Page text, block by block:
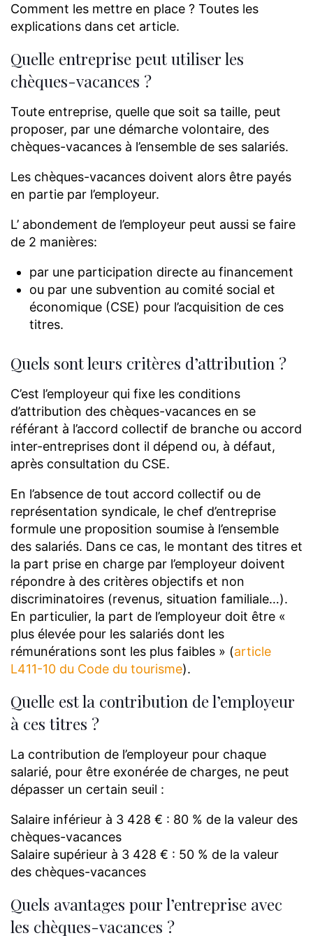
Comment les mettre en place ? Toutes les
explications dans cet article.
Quelle entreprise peut utiliser les
chèques-vacances ?
Toute entreprise, quelle que soit sa taille, peut
proposer, par une démarche volontaire, des
chèques-vacances à l’ensemble de ses salariés.
Les chèques-vacances doivent alors être payés
en partie par l’employeur.
L’ abondement de l’employeur peut aussi se faire
de 2 manières:
par une participation directe au financement
ou par une subvention au comité social et
économique (CSE) pour l’acquisition de ces
titres.
Quels sont leurs critères d’attribution ?
C’est l’employeur qui fixe les conditions
d’attribution des chèques-vacances en se
référant à l’accord collectif de branche ou accord
inter-entreprises dont il dépend ou, à défaut,
après consultation du CSE.
En l’absence de tout accord collectif ou de
représentation syndicale, le chef d’entreprise
formule une proposition soumise à l’ensemble
des salariés. Dans ce cas, le montant des titres et
la part prise en charge par l’employeur doivent
répondre à des critères objectifs et non
discriminatoires (revenus, situation familiale…).
En particulier, la part de l’employeur doit être «
plus élevée pour les salariés dont les
rémunérations sont les plus faibles » (article
L411-10 du Code du tourisme).
Quelle est la contribution de l’employeur
à ces titres ?
La contribution de l’employeur pour chaque
salarié, pour être exonérée de charges, ne peut
dépasser un certain seuil :
Salaire inférieur à 3 428 € : 80 % de la valeur des
chèques-vacances
Salaire supérieur à 3 428 € : 50 % de la valeur
des chèques-vacances
Quels avantages pour l’entreprise avec
les chèques-vacances ?